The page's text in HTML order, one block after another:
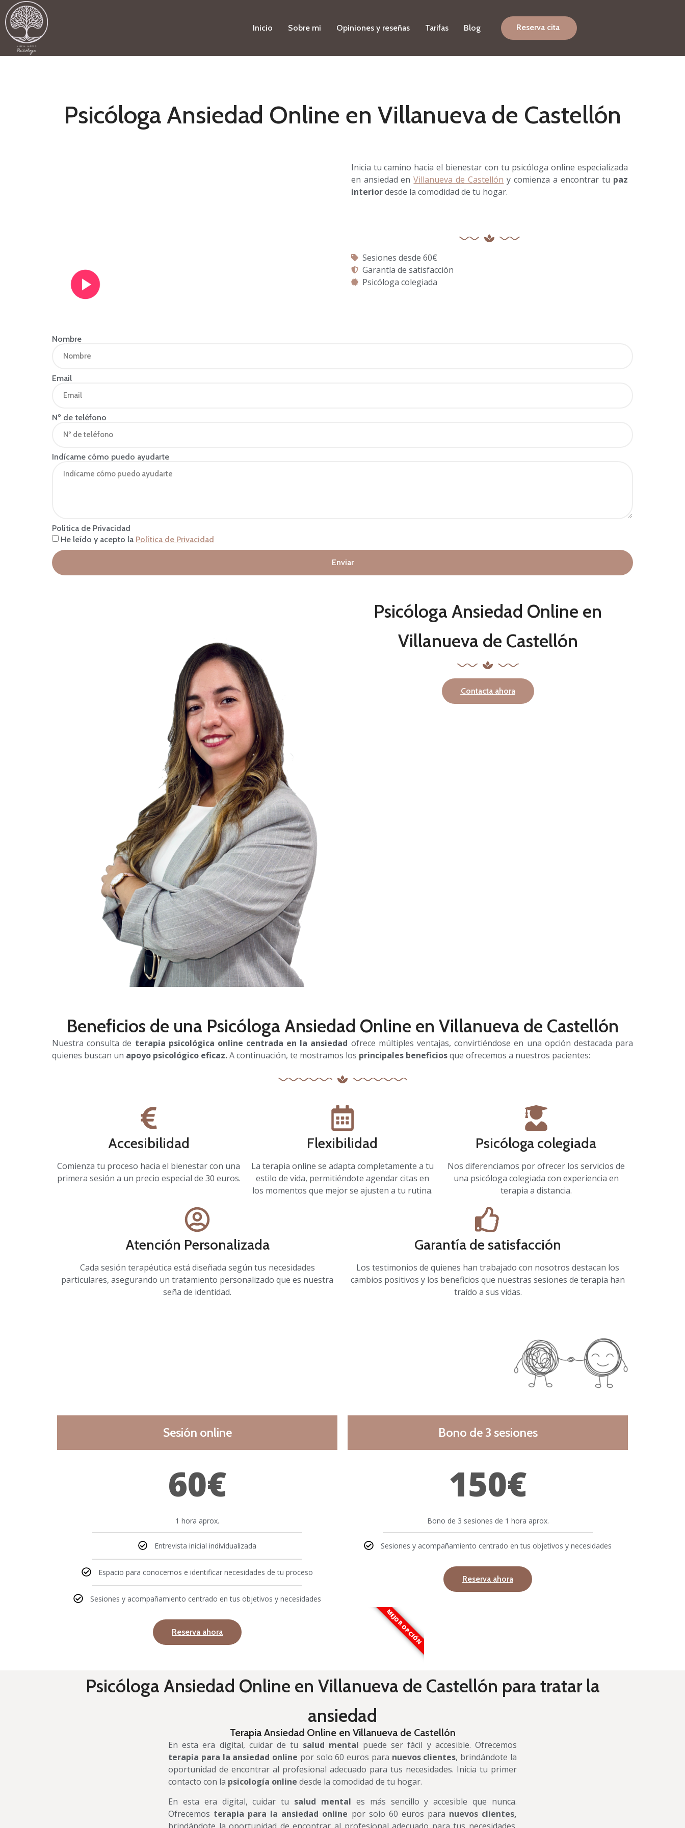
Inicio Sobre mi Opiniones y reseñas Tarifas Blog Reserva cita
Psicóloga Ansiedad Online en Villanueva de Castellón
Inicia tu camino hacia el bienestar con tu psicóloga online especializada
en ansiedad enVillanueva de Castellón y comienza a encontrar tu paz
interiordesde la comodidad de tu hogar.
Sesiones desde 60€
Garantía de satisfacción
Psicóloga colegiada
Nombre
Email
Nº de teléfono
Indícame cómo puedo ayudarte
Politica de Privacidad
He leído y acepto la Política de Privacidad
Enviar
Psicóloga Ansiedad Online en
Villanueva de Castellón
Contacta ahora
Beneficios de una Psicóloga Ansiedad Online en Villanueva de Castellón
Nuestra consulta de terapia psicológica online centrada en la ansiedad ofrece múltiples ventajas, convirtiéndose en una opción destacada para
quienes buscan un apoyo psicológico eficaz.A continuación, te mostramos los principales beneficiosque ofrecemos a nuestros pacientes:
Accesibilidad
Comienza tu proceso hacia el bienestar con una
primera sesión a un precio especial de 30 euros.
Flexibilidad
La terapia online se adapta completamente a tu
estilo de vida, permitiéndote agendar citas en
los momentos que mejor se ajusten a tu rutina.
Psicóloga colegiada
Nos diferenciamos por ofrecer los servicios de
una psicóloga colegiada con experiencia en
terapia a distancia.
Atención Personalizada
Cada sesión terapéutica está diseñada según tus necesidades
particulares, asegurando un tratamiento personalizado que es nuestra
seña de identidad.
Garantía de satisfacción
Los testimonios de quienes han trabajado con nosotros destacan los
cambios positivos y los beneficios que nuestras sesiones de terapia han
traído a sus vidas.
Sesión online
60€
1 hora aprox.
Entrevista inicial individualizada
Espacio para conocernos e identificar necesidades de tu proceso
Sesiones y acompañamiento centrado en tus objetivos y necesidades
Reserva ahora
Bono de 3 sesiones
150€
Bono de 3 sesiones de 1 hora aprox.
Sesiones y acompañamiento centrado en tus objetivos y necesidades
Reserva ahora
MEJOR OPCIÓN
Psicóloga Ansiedad Online en Villanueva de Castellón para tratar la
ansiedad
Terapia Ansiedad Online en Villanueva de Castellón
En esta era digital, cuidar de tu salud mental puede ser fácil y accesible. Ofrecemos
terapia para la ansiedad online por solo 60 euros para nuevos clientes, brindándote la
oportunidad de encontrar al profesional adecuado para tus necesidades. Inicia tu primer
contacto con la psicología online desde la comodidad de tu hogar.
En esta era digital, cuidar tu salud mental es más sencillo y accesible que nunca.
Ofrecemos terapia para la ansiedad online por solo 60 euros para nuevos clientes,